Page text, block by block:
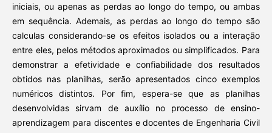
iniciais, ou apenas as perdas ao longo do tempo, ou ambas
em sequência. Ademais, as perdas ao longo do tempo são
calculas considerando-se os efeitos isolados ou a interação
entre eles, pelos métodos aproximados ou simplificados. Para
demonstrar a efetividade e confiabilidade dos resultados
obtidos nas planilhas, serão apresentados cinco exemplos
numéricos distintos. Por fim, espera-se que as planilhas
desenvolvidas sirvam de auxílio no processo de ensino-
aprendizagem para discentes e docentes de Engenharia Civil